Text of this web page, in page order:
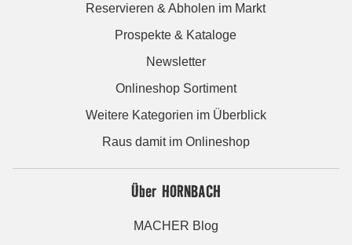
Reservieren & Abholen im Markt
Prospekte & Kataloge
Newsletter
Onlineshop Sortiment
Weitere Kategorien im Überblick
Raus damit im Onlineshop
Über HORNBACH
MACHER Blog